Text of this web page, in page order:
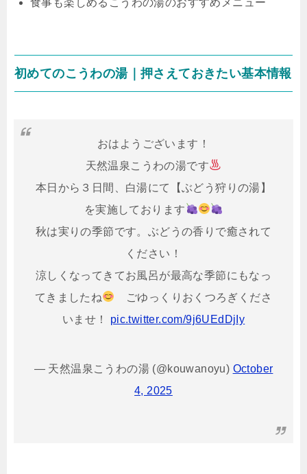
初めてのこうわの湯｜押さえておきたい基本情報
おはようございます！
天然温泉こうわの湯です
本日から３日間、白湯にて【ぶどう狩りの湯】
を実施しております
秋は実りの季節です。ぶどうの香りで癒されて
ください！
涼しくなってきてお風呂が最高な季節にもなっ
てきましたね
ごゆっくりおくつろぎくださ
いませ！ pic.twitter.com/9j6UEdDjIy
— 天然温泉こうわの湯 (@kouwanoyu) October
4, 2025